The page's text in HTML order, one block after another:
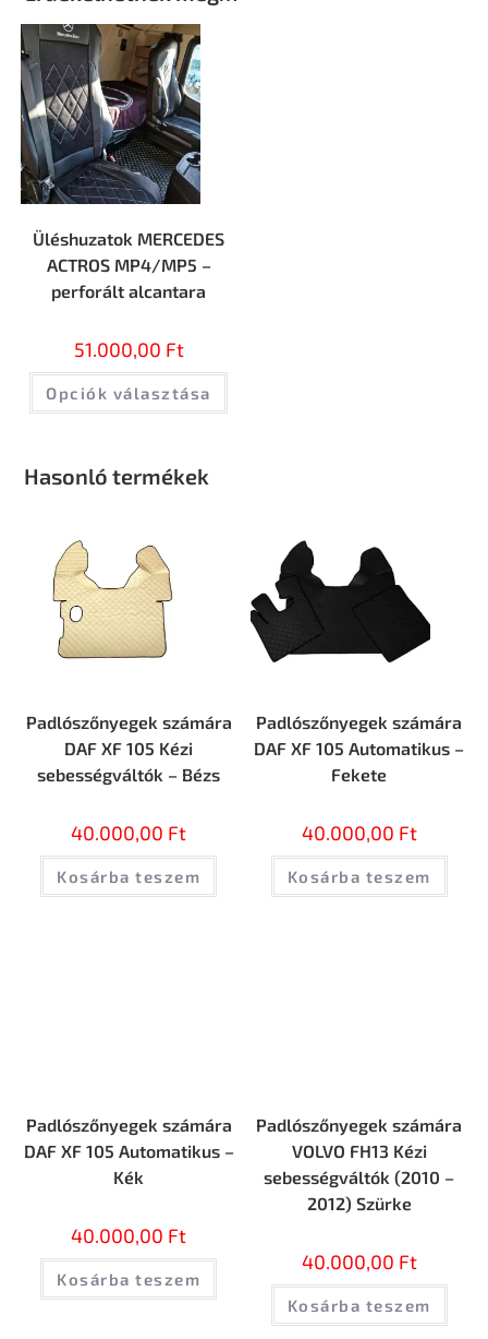
Üléshuzatok MERCEDES
ACTROS MP4/MP5 –
perforált alcantara
51.000,00 Ft
Opciók választása
Hasonló termékek
Padlószőnyegek számára
DAF XF 105 Kézi
sebességváltók – Bézs
40.000,00 Ft
Kosárba teszem
Padlószőnyegek számára
DAF XF 105 Automatikus –
Fekete
40.000,00 Ft
Kosárba teszem
Padlószőnyegek számára
DAF XF 105 Automatikus –
Kék
40.000,00 Ft
Kosárba teszem
Padlószőnyegek számára
VOLVO FH13 Kézi
sebességváltók (2010 –
2012) Szürke
40.000,00 Ft
Kosárba teszem